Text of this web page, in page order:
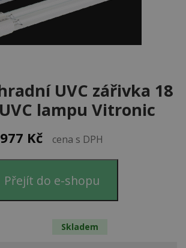
UVC zářivka 18
lampu Vitronic
977 Kč cena s DPH
Přejít do e-shopu
Skladem